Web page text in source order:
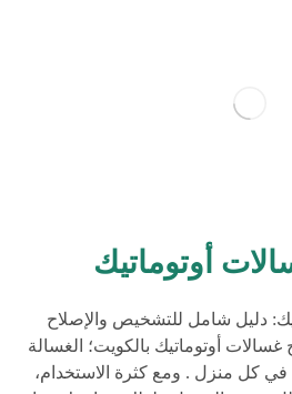
أوتوماتيك
دليل شامل للتشخيص والإصلاح
غسالات أوتوماتيك بالكويت؛ الغسالة
في كل منزل . ومع كثرة الاستخدام،